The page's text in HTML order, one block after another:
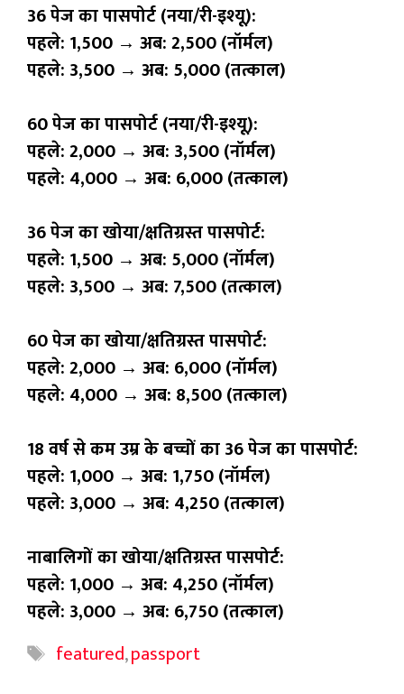
36 पेज का पासपोर्ट (नया/री-इश्यू):
पहले: ₹1,500 → अब: ₹2,500 (नॉर्मल)
पहले: ₹3,500 → अब: ₹5,000 (तत्काल)
60 पेज का पासपोर्ट (नया/री-इश्यू):
पहले: ₹2,000 → अब: ₹3,500 (नॉर्मल)
पहले: ₹4,000 → अब: ₹6,000 (तत्काल)
36 पेज का खोया/क्षतिग्रस्त पासपोर्ट:
पहले: ₹1,500 → अब: ₹5,000 (नॉर्मल)
पहले: ₹3,500 → अब: ₹7,500 (तत्काल)
60 पेज का खोया/क्षतिग्रस्त पासपोर्ट:
पहले: ₹2,000 → अब: ₹6,000 (नॉर्मल)
पहले: ₹4,000 → अब: ₹8,500 (तत्काल)
18 वर्ष से कम उम्र के बच्चों का 36 पेज का पासपोर्ट:
पहले: ₹1,000 → अब: ₹1,750 (नॉर्मल)
पहले: ₹3,000 → अब: ₹4,250 (तत्काल)
नाबालिगों का खोया/क्षतिग्रस्त पासपोर्ट:
पहले: ₹1,000 → अब: ₹4,250 (नॉर्मल)
पहले: ₹3,000 → अब: ₹6,750 (तत्काल)
Tags
featured,passport